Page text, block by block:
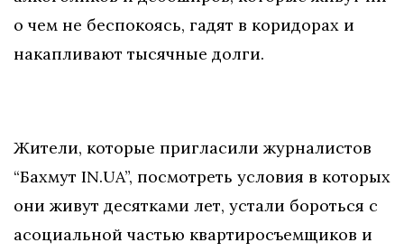
о чем не беспокоясь, гадят в коридорах и
накапливают тысячные долги.
Жители, которые пригласили журналистов
“Бахмут IN.UA”, посмотреть условия в которых
они живут десятками лет, устали бороться с
асоциальной частью квартиросъемщиков и